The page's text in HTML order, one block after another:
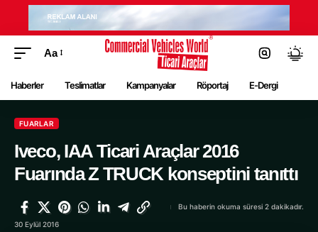
Aa
Haberler Teslimatlar Kampanyalar Röportaj E-Dergi
FUARLAR
Iveco, IAA Ticari Araçlar 2016
Fuarında Z TRUCK konseptini tanıttı
30 Eylül 2016
Bu haberin okuma süresi 2 dakikadır.